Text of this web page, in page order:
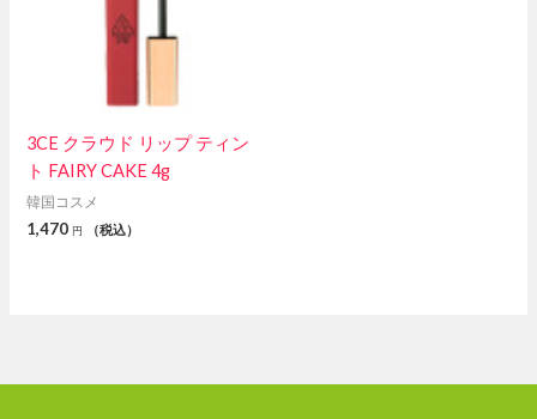
3CE クラウド リップ ティン
ト FAIRY CAKE 4g
韓国コスメ
1,470 円 （税込）